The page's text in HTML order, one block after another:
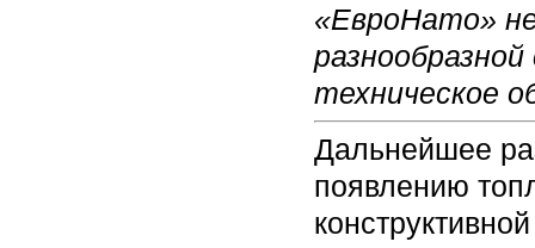
«ЕвроНато»
техническое
Дальнейшее
появлению